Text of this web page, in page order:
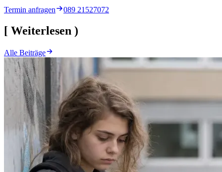
Termin anfragen 089 21527072
[ Weiterlesen )
Alle Beiträge